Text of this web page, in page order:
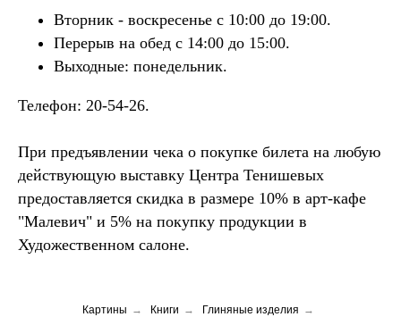
Вторник - воскресенье с 10:00 до 19:00.
Перерыв на обед с 14:00 до 15:00.
Выходные: понедельник.
Телефон: 20-54-26.
При предъявлении чека о покупке билета на любую
действующую выставку Центра Тенишевых
предоставляется скидка в размере 10% в арт-кафе
"Малевич" и 5% на покупку продукции в
Художественном салоне.
Картины → Книги → Глиняные изделия →